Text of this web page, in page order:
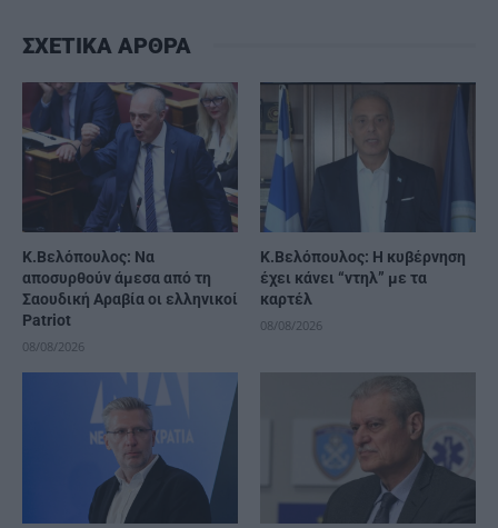
ΣΧΕΤΙΚΑ ΑΡΘΡΑ
Κ.Βελόπουλος: Να
αποσυρθούν άμεσα από τη
Σαουδική Αραβία οι ελληνικοί
Patriot
08/08/2026
Κ.Βελόπουλος: Η κυβέρνηση
έχει κάνει “ντηλ” με τα
καρτέλ
08/08/2026